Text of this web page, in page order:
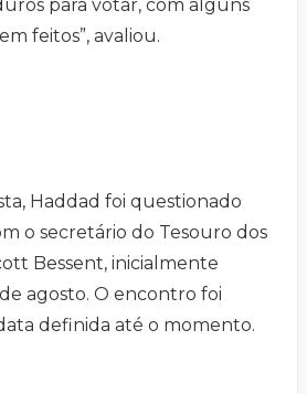
para votar, com alguns
feitos”, avaliou.
Haddad foi questionado
o secretário do Tesouro dos
Bessent, inicialmente
agosto. O encontro foi
definida até o momento.